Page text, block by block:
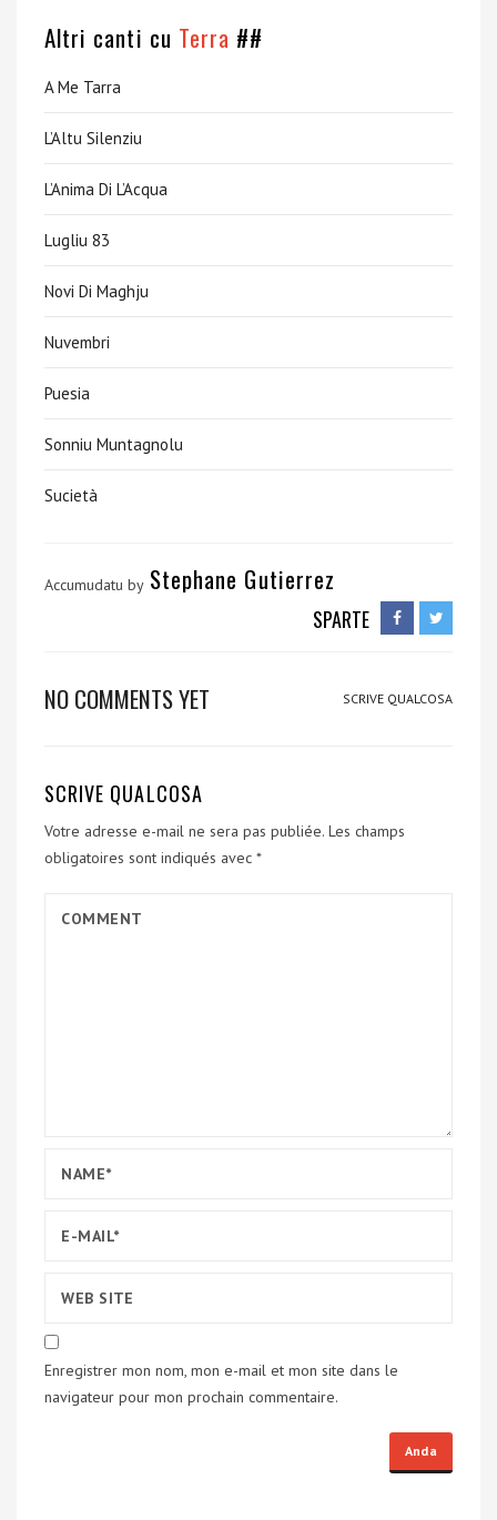
Altri canti cu Terra ##
A Me Tarra
L’Altu Silenziu
L’Anima Di L’Acqua
Lugliu 83
Novi Di Maghju
Nuvembri
Puesia
Sonniu Muntagnolu
Sucietà
Accumudatu by Stephane Gutierrez
SPARTE
NO COMMENTS YET SCRIVE QUALCOSA
SCRIVE QUALCOSA
Votre adresse e-mail ne sera pas publiée. Les champs
obligatoires sont indiqués avec *
Enregistrer mon nom, mon e-mail et mon site dans le
navigateur pour mon prochain commentaire.